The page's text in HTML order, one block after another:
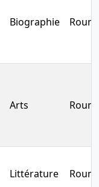
Biographie
Arts
Littérature